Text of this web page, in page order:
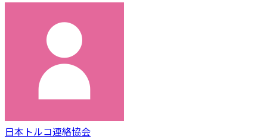
日本トルコ連絡協会